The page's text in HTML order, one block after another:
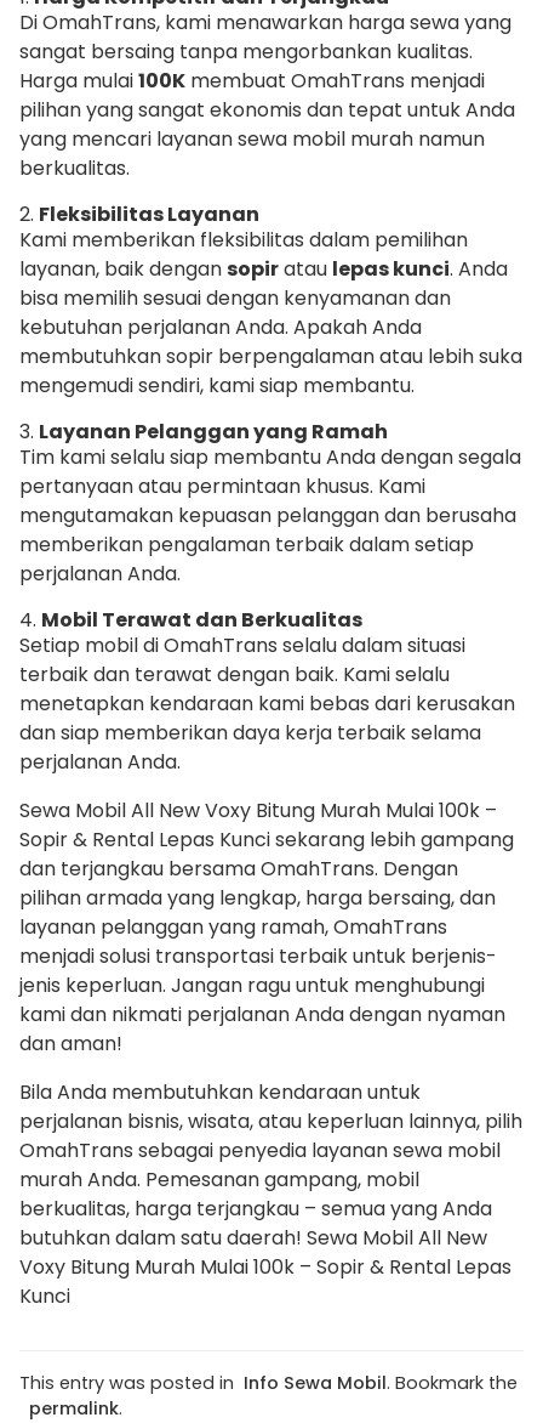
Di OmahTrans, kami menawarkan harga sewa yang
sangat bersaing tanpa mengorbankan kualitas.
Harga mulai100K membuat OmahTrans menjadi
pilihan yang sangat ekonomis dan tepat untuk Anda
yang mencari layanan sewa mobil murah namun
berkualitas.
2. Fleksibilitas Layanan
Kami memberikan fleksibilitas dalam pemilihan
layanan, baik dengansopiratau lepas kunci. Anda
bisa memilih sesuai dengan kenyamanan dan
kebutuhan perjalanan Anda. Apakah Anda
membutuhkan sopir berpengalaman atau lebih suka
mengemudi sendiri, kami siap membantu.
3. Layanan Pelanggan yang Ramah
Tim kami selalu siap membantu Anda dengan segala
pertanyaan atau permintaan khusus. Kami
mengutamakan kepuasan pelanggan dan berusaha
memberikan pengalaman terbaik dalam setiap
perjalanan Anda.
4. Mobil Terawat dan Berkualitas
Setiap mobil di OmahTrans selalu dalam situasi
terbaik dan terawat dengan baik. Kami selalu
menetapkan kendaraan kami bebas dari kerusakan
dan siap memberikan daya kerja terbaik selama
perjalanan Anda.
Sewa Mobil All New Voxy Bitung Murah Mulai 100k –
Sopir & Rental Lepas Kunci sekarang lebih gampang
dan terjangkau bersama OmahTrans. Dengan
pilihan armada yang lengkap, harga bersaing, dan
layanan pelanggan yang ramah, OmahTrans
menjadi solusi transportasi terbaik untuk berjenis-
jenis keperluan. Jangan ragu untuk menghubungi
kami dan nikmati perjalanan Anda dengan nyaman
dan aman!
Bila Anda membutuhkan kendaraan untuk
perjalanan bisnis, wisata, atau keperluan lainnya, pilih
OmahTrans sebagai penyedia layanan sewa mobil
murah Anda. Pemesanan gampang, mobil
berkualitas, harga terjangkau – semua yang Anda
butuhkan dalam satu daerah! Sewa Mobil All New
Voxy Bitung Murah Mulai 100k – Sopir & Rental Lepas
Kunci
This entry was posted in Info Sewa Mobil. Bookmark the
permalink.